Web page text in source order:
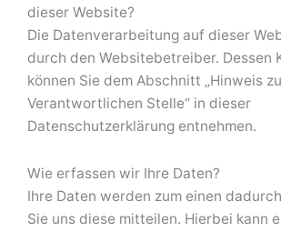
dieser Website?
Die Datenverarbeitung auf dieser
durch den Websitebetreiber. Dessen
können Sie dem Abschnitt „Hinweis
Verantwortlichen Stelle“ in dieser
Datenschutzerklärung entnehmen.
Wie erfassen wir Ihre Daten?
Ihre Daten werden zum einen
Sie uns diese mitteilen. Hierbei kann